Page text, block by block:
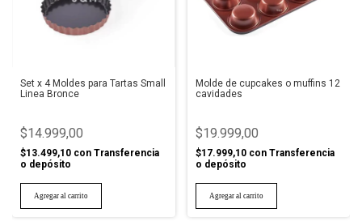
Set x 4 Moldes para Tartas Small
Linea Bronce
$14.999,00
$13.499,10 con Transferencia
o depósito
Molde de cupcakes o muffins 12
cavidades
$19.999,00
$17.999,10 con Transferencia
o depósito